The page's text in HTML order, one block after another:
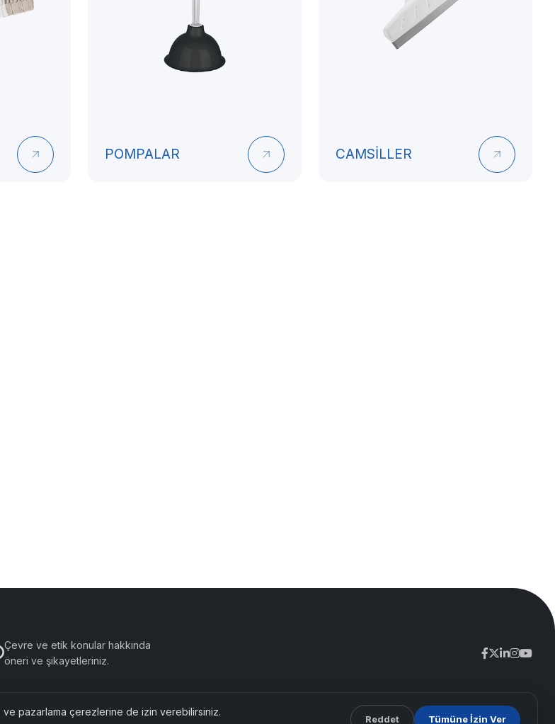
POMPALAR CAMSİLLER
Çevre ve etik konular hakkında
öneri ve şikayetleriniz.
ve pazarlama çerezlerine de izin verebilirsiniz.
Reddet Tümüne İzin Ver